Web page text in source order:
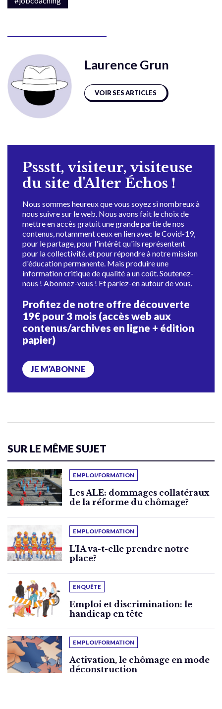
Laurence Grun
VOIR SES ARTICLES
Pssstt, visiteur, visiteuse
du site d'Alter Échos !
Nous sommes heureux que vous soyez si nombreux à
nous suivre sur le web. Nous avons fait le choix de
mettre en accès gratuit une grande partie de nos
contenus, notamment ceux en lien avec le Covid-19,
pour le partage, pour l'intérêt qu'ils représentent
pour la collectivité, et pour répondre à notre mission
d'éducation permanente. Mais produire une
information critique de qualité a un coût. Soutenez-
nous ! Abonnez-vous ! Et parlez-en autour de vous.
Profitez de notre offre découverte
19€ pour 3 mois (accès web aux
contenus/archives en ligne + édition
papier)
JE M’ABONNE
SUR LE MÊME SUJET
EMPLOI/FORMATION
Les ALE: dommages collatéraux
de la réforme du chômage?
EMPLOI/FORMATION
L’IA va-t-elle prendre notre
place?
ENQUÊTE
Emploi et discrimination: le
handicap en tête
EMPLOI/FORMATION
Activation, le chômage en mode
déconstruction